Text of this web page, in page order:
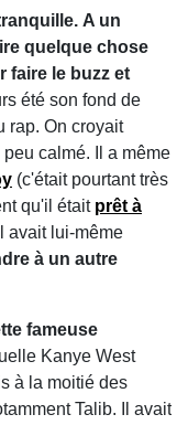
A un
quelque chose
faire le buzz et
été son fond de
rap. On croyait
calmé. Il a même
(c'était pourtant très
qu'il était prêt à
avait lui-même
à un autre
fameuse
Kanye West
à la moitié des
Talib. Il avait